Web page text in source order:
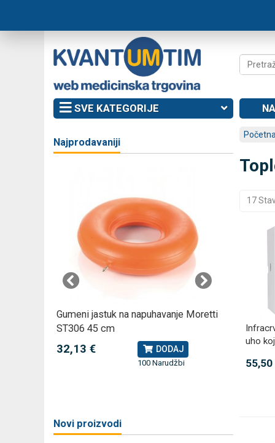
SVE KATEGORIJE
17
uho
55,50
Najprodavaniji
Gumeni jastuk na napuhavanje Moretti
ST306 45 cm
32,13 € DODAJ
100 Narudžbi
79,49 €
Novi proizvodi